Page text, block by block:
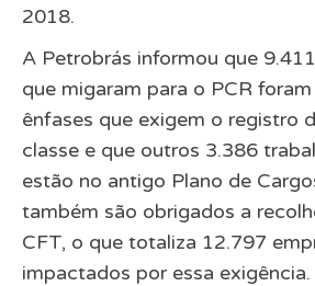
2018.
A Petrobrás informou que
que migaram para o PCR
ênfases que exigem o registro
classe e que outros 3.386
estão no antigo Plano de
também são obrigados a
CFT, o que totaliza 12.797
impactados por essa exigência.